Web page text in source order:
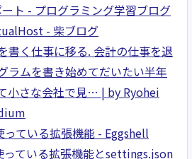
ト - プログラミング学習ブログ
- 柴ブログ
書く仕事に移る. 会計の仕事を退
ラムを書き始めてだいたい半年
小さな会社で見… | by Ryohei
ている拡張機能 - Eggshell
っている拡張機能とsettings.json